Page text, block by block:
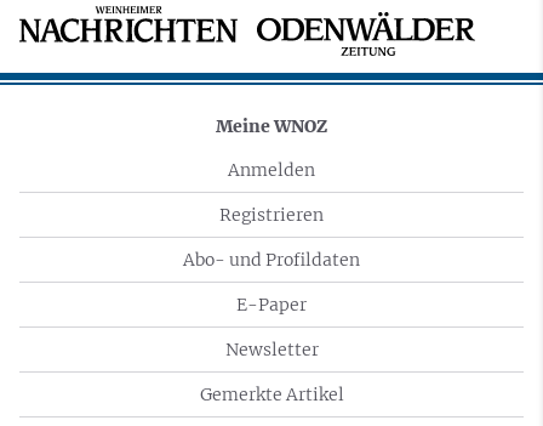
Meine WNOZ
Anmelden
Registrieren
Abo- und Profildaten
E-Paper
Newsletter
Gemerkte Artikel